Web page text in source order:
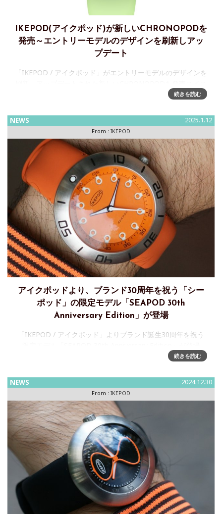
IKEPOD(アイクポッド)が新しいCHRONOPODを
発売～エントリーモデルのデザインを刷新しアッ
プデート
「IKEPOD / アイクポッド」がエントリーモデルのデザインを
の時計ブランド「IKEPOD」が、ムーブメントを変更し、新
続きを読む
NEWS 2025.1.12
From : IKEPOD
アイクポッドより、ブランド30周年を祝う「シー
ポッド」の限定モデル「SEAPOD 30th
Anniversary Edition」が登場
「IKEPOD / アイクポッド」よりブランド誕生30周年を祝う
2024年の、IKEPOD誕生から30周年のメモリヤルイヤーを記
続きを読む
NEWS 2024.12.30
From : IKEPOD